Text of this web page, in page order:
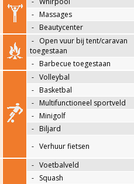
- Massages
- Beautycenter
- Open vuur bij tent/caravan
toegestaan
- Barbecue toegestaan
- Volleybal
- Basketbal
- Multifunctioneel sportveld
- Minigolf
- Biljard
- Verhuur fietsen
- Voetbalveld
- Squash